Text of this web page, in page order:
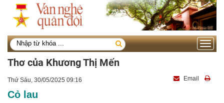
Toggle
Thơ của Khương Thị Mến
Thứ Sáu, 30/05/2025 09:16 Email
Cỏ lau